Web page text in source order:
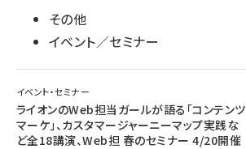
その他
イベント／セミナー
イベント・セミナー
ライオンのWeb担当ガールが語る「コンテンツ
マーケ」、カスタマージャーニーマップ実践な
ど全18講演、Web担 春のセミナー 4/20開催